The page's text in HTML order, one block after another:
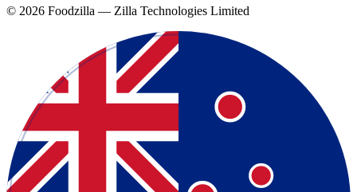
© 2026 Foodzilla — Zilla Technologies Limited